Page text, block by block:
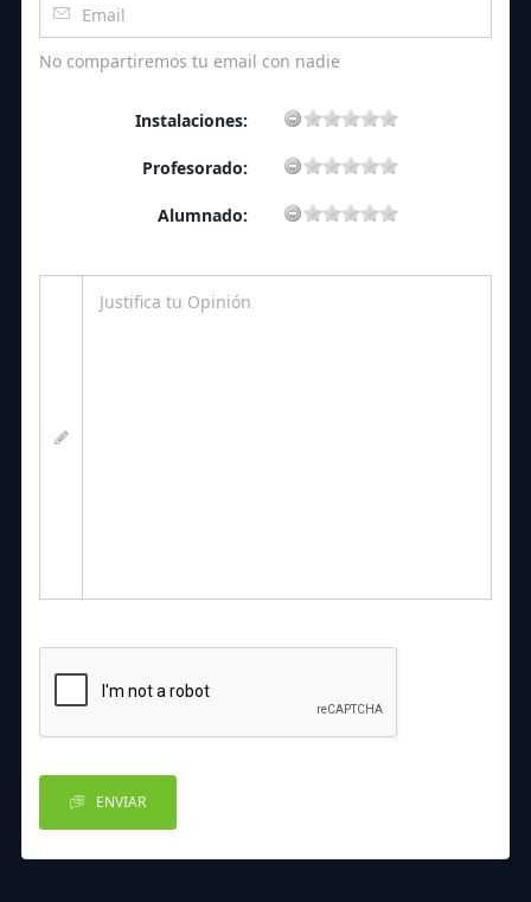
No compartiremos tu email con nadie
Instalaciones:
Profesorado:
Alumnado:
ENVIAR